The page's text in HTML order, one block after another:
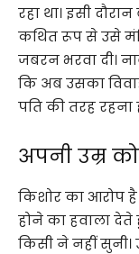
रहा था। इसी
कथित रूप से उसे
जबरन भरवा दी।
कि अब उसका
पति की तरह रहना
अपनी उम्र
किशोर का आरोप है
होने का हवाला
किसी ने नहीं